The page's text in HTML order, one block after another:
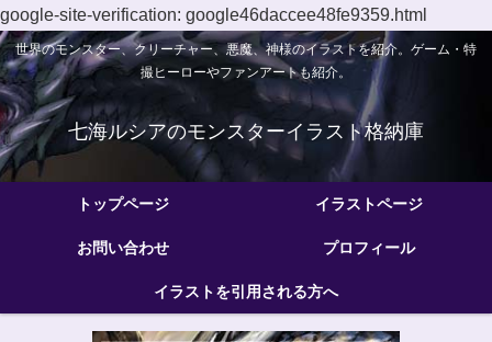
google-site-verification: google46daccee48fe9359.html
世界のモンスター、クリーチャー、悪魔、神様のイラストを紹介。ゲーム・特
撮ヒーローやファンアートも紹介。
七海ルシアのモンスターイラスト格納庫
トップページ イラストページ
お問い合わせ プロフィール
イラストを引用される方へ